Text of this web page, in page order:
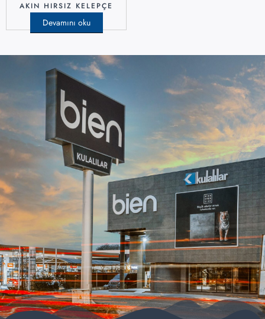
AKIN HIRSIZ KELEPÇE
Devamını oku